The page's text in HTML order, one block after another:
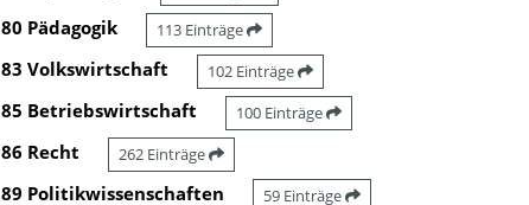
80 Pädagogik 113 Einträge
83 Volkswirtschaft 102 Einträge
85 Betriebswirtschaft 100 Einträge
86 Recht 262 Einträge
89 Politikwissenschaften 59 Einträge